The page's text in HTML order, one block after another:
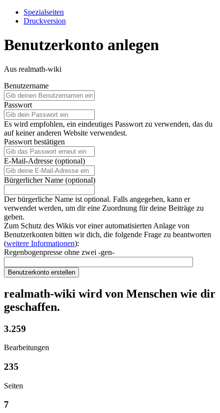
Spezialseiten
Druckversion
Benutzerkonto anlegen
Aus realmath-wiki
Benutzername
Passwort
Es wird empfohlen, ein eindeutiges Passwort zu verwenden, das du
auf keiner anderen Website verwendest.
Passwort bestätigen
E-Mail-Adresse (optional)
Bürgerlicher Name (optional)
Der bürgerliche Name ist optional. Falls angegeben, kann er
verwendet werden, um dir eine Zuordnung für deine Beiträge zu
geben.
Zum Schutz des Wikis vor einer automatisierten Anlage von
Benutzerkonten bitten wir dich, die folgende Frage zu beantworten
(weitere Informationen):
Regenbogenpresse ohne zwei -gen-
Benutzerkonto erstellen
realmath-wiki wird von Menschen wie dir
geschaffen.
3.259
Bearbeitungen
235
Seiten
7